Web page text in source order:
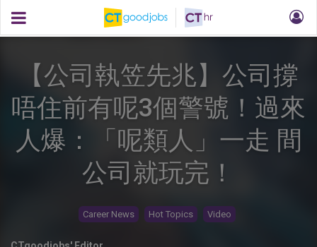
【公司執笠先兆】公司撐
唔住前有呢3個警號！過來
人爆：「呢類人」一走 間
公司就玩完！
Career News Hot Topics Video